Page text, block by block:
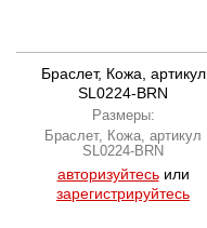
Браслет, Кожа, артикул
SL0224-BRN
Размеры:
Браслет, Кожа, артикул
SL0224-BRN
авторизуйтесьили
зарегистрируйтесь